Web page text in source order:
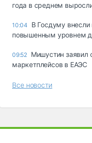
года в среднем
10:04
В Госдуму
повышенным уровнем
09:52 Мишустин заявил
маркетплейсов в ЕАЭС
Все новости